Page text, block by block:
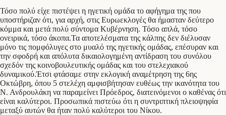
Τόσο πολύ είχε πιστέψει η ηγετική ομάδα το αφήγημα της που
υποστήριζαν ότι, για αρχή, στις Ευρωεκλογές θα ήμασταν δεύτερο
κόμμα και μετά πολύ σύντομα Κυβέρνηση. Τόσο απλά, τόσο
ονειρικά, τόσο άκοπα.Τα αποτελέσματα της κάλπης δεν διέλυσαν
μόνο τις πομφόλυγες στο μυαλό της ηγετικής ομάδας, επέσυραν και
την σφοδρή και απόλυτα δικαιολογημένη αντίδραση του συνόλου
σχεδόν της κοινοβουλευτικής ομάδας και του στελεχιακού
δυναμικού.Έτσι φτάσαμε στην εκλογική αναμέτρηση της 6ης
Οκτώβρη, όπου 5 στελέχη αμφισβήτησαν ευθέως την ικανότητα του
Ν. Ανδρουλάκη να παραμείνει Πρόεδρος, διατεινόμενοι ο καθένας ότι
είναι καλύτεροι. Προσωπικά πιστεύω ότι η συντριπτική πλειοψηφία
μεταξύ αυτών θα ήταν πολύ καλύτεροι του Νίκου.